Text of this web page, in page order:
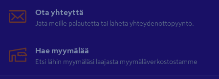
Ota yhteyttä
Jätä meille palautetta tai lähetä yhteydenottopyyntö.
Hae myymälää
Etsi lähin myymäläsi laajasta myymäläverkostostamme